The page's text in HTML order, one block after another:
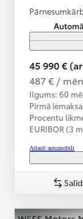
45 990 €
487 € /
Ilgums: 60
Pirmā
Procentu
EURIBOR (3
Atlasīt automobili